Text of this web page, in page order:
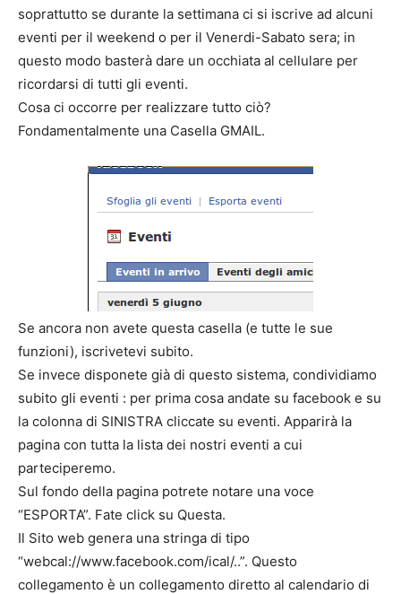
soprattutto se durante la settimana ci si iscrive ad alcuni
eventi per il weekend o per il Venerdi-Sabato sera; in
questo modo basterà dare un occhiata al cellulare per
ricordarsi di tutti gli eventi.
Cosa ci occorre per realizzare tutto ciò?
Fondamentalmente una Casella GMAIL.
Se ancora non avete questa casella (e tutte le sue
funzioni), iscrivetevi subito.
Se invece disponete già di questo sistema, condividiamo
subito gli eventi : per prima cosa andate su facebook e su
la colonna di SINISTRA cliccate su eventi. Apparirà la
pagina con tutta la lista dei nostri eventi a cui
parteciperemo.
Sul fondo della pagina potrete notare una voce
“ESPORTA”. Fate click su Questa.
Il Sito web genera una stringa di tipo
“webcal://www.facebook.com/ical/..”. Questo
collegamento è un collegamento diretto al calendario di